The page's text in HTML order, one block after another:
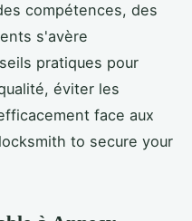
compétences, des
s'avère
pratiques pour
éviter les
face aux
to secure your